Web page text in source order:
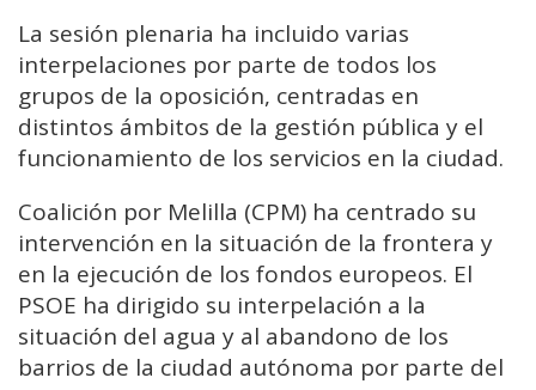
La sesión plenaria ha incluido varias
interpelaciones por parte de todos los
grupos de la oposición, centradas en
distintos ámbitos de la gestión pública y el
funcionamiento de los servicios en la ciudad.
Coalición por Melilla (CPM) ha centrado su
intervención en la situación de la frontera y
en la ejecución de los fondos europeos. El
PSOE ha dirigido su interpelación a la
situación del agua y al abandono de los
barrios de la ciudad autónoma por parte del